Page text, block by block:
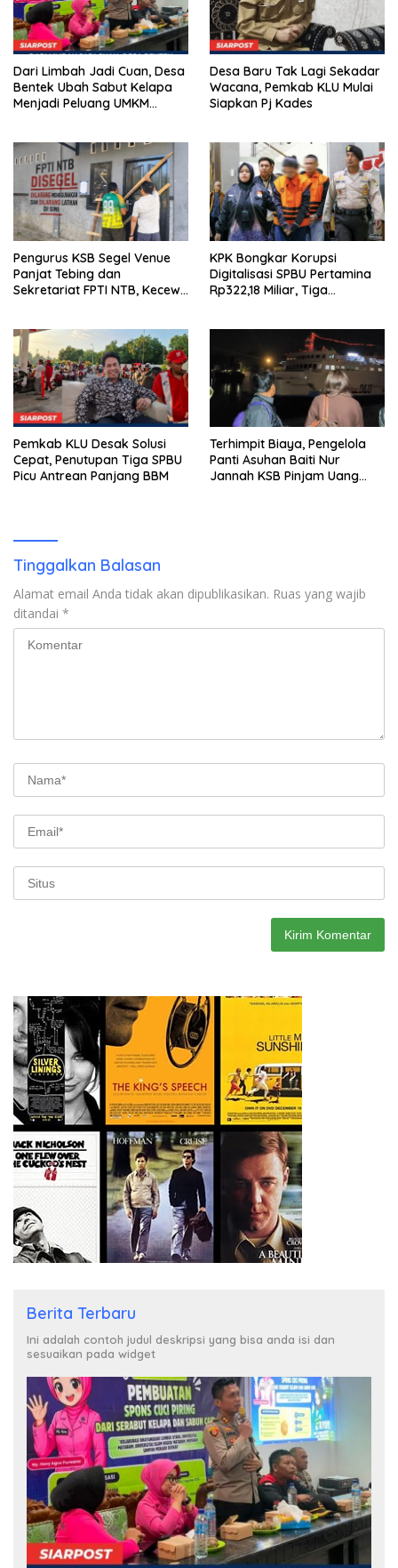
Dari Limbah Jadi Cuan, Desa
Bentek Ubah Sabut Kelapa
Menjadi Peluang UMKM
Desa Baru Tak Lagi Sekadar
Wacana, Pemkab KLU Mulai
Siapkan Pj Kades
Pengurus KSB Segel Venue
Panjat Tebing dan
Sekretariat FPTI NTB, Kecewa
KPK Bongkar Korupsi
Digitalisasi SPBU Pertamina
Rp322,18 Miliar, Tiga
Pemkab KLU Desak Solusi
Cepat, Penutupan Tiga SPBU
Picu Antrean Panjang BBM
Terhimpit Biaya, Pengelola
Panti Asuhan Baiti Nur
Jannah KSB Pinjam Uang
Tinggalkan Balasan
Alamat email Anda tidak akan dipublikasikan. Ruas yang wajib
ditandai *
Berita Terbaru
Ini adalah contoh judul deskripsi yang bisa anda isi dan
sesuaikan pada widget